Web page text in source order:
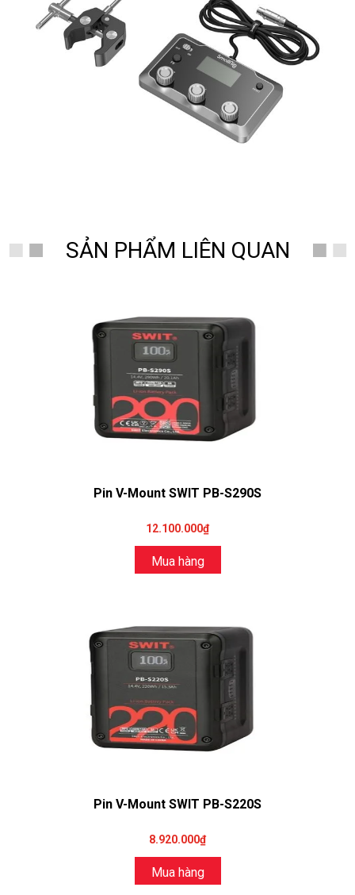
SẢN PHẨM LIÊN QUAN
Pin V-Mount SWIT PB-S290S
12.100.000₫
Mua hàng
Pin V-Mount SWIT PB-S220S
8.920.000₫
Mua hàng